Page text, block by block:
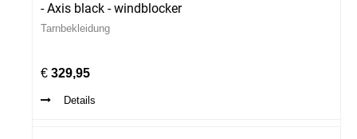
- Axis black - windblocker
Tarnbekleidung
€ 329,95
Details